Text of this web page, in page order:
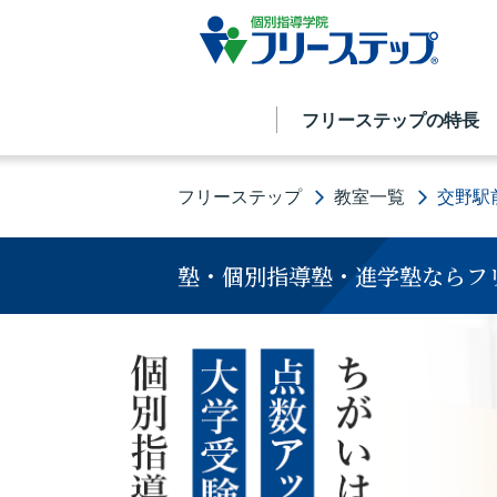
フリーステップの特長
フリーステップ 教室一覧 交野駅
塾・個別指導塾・進学塾ならフ